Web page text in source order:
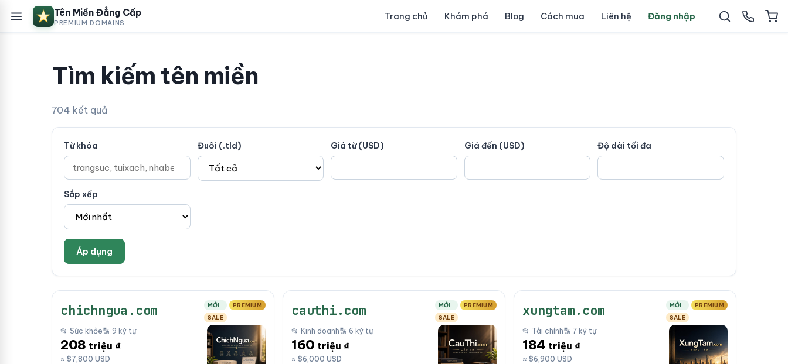
Tên Miền Đẳng Cấp
PREMIUM DOMAINS
Trang chủ Khám phá Blog Cách mua Liên hệ Đăng nhập
Tìm kiếm tên miền
704 kết quả
Từ khóa Đuôi (.tld) Giá từ (USD) Giá đến (USD) Độ dài tối đa
Sắp xếp
Áp dụng
chichngua.com MỚI
PREMIUM
SALE
📂 Sức khỏe🔡 9 ký tự
208 triệu ₫
≈ $7,800 USD
cauthi.com MỚI
PREMIUM
SALE
📂 Kinh doanh🔡 6 ký tự
160 triệu ₫
≈ $6,000 USD
xungtam.com MỚI
PREMIUM
SALE
📂 Tài chính🔡 7 ký tự
184 triệu ₫
≈ $6,900 USD